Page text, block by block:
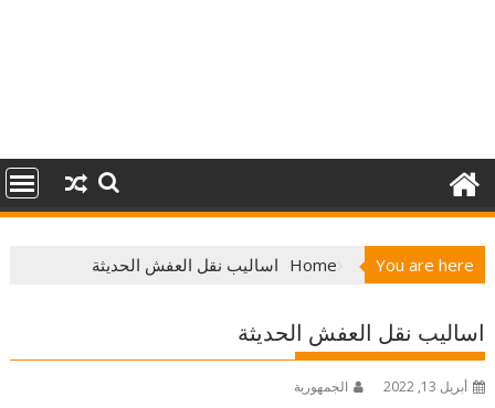
You are here
Home اساليب نقل العفش الحديثة
اساليب نقل العفش الحديثة
أبريل 13, 2022 الجمهورية